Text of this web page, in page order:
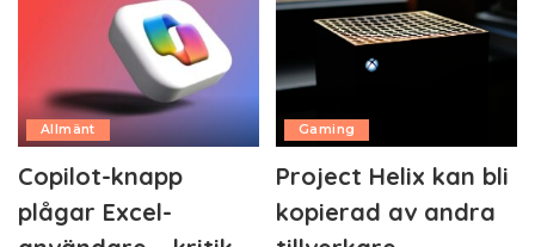
Allmänt
Copilot-knapp
plågar Excel-
Gaming
Project Helix kan bli
kopierad av andra